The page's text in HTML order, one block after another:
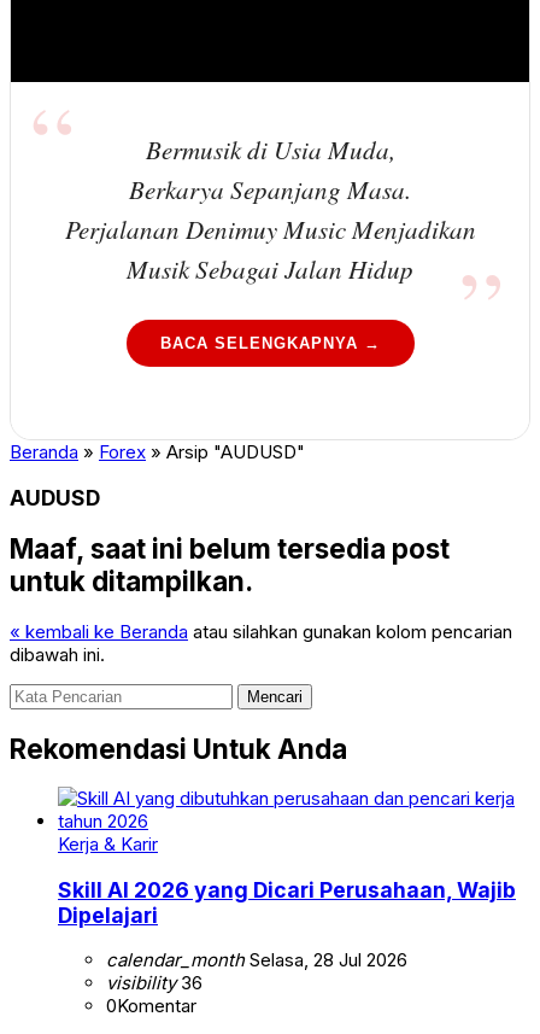
Bermusik di Usia Muda,
Berkarya Sepanjang Masa.
Perjalanan Denimuy Music Menjadikan
Musik Sebagai Jalan Hidup
BACA SELENGKAPNYA →
Beranda » Forex » Arsip "AUDUSD"
AUDUSD
Maaf, saat ini belum tersedia post
untuk ditampilkan.
« kembali ke Beranda atau silahkan gunakan kolom pencarian
dibawah ini.
Mencari
Rekomendasi Untuk Anda
Kerja & Karir
Skill AI 2026 yang Dicari Perusahaan, Wajib
Dipelajari
calendar_monthSelasa, 28 Jul 2026
visibility36
0Komentar